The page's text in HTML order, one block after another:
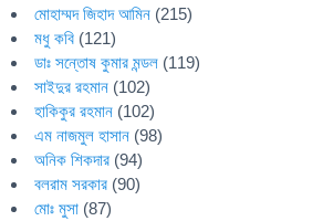
মোহাম্মদ জিহাদ আমিন (215)
মধু কবি (121)
ডাঃ সন্তোষ কুমার মন্ডল (119)
সাইদুর রহমান (102)
হাকিকুর রহমান (102)
এম নাজমুল হাসান (98)
অনিক শিকদার (94)
বলরাম সরকার (90)
মোঃ মুসা (87)